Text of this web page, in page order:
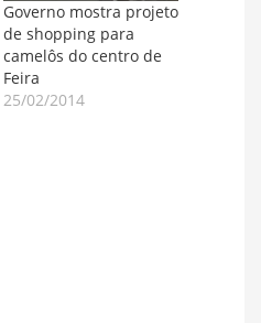
Governo mostra projeto
de shopping para
camelôs do centro de
Feira
25/02/2014